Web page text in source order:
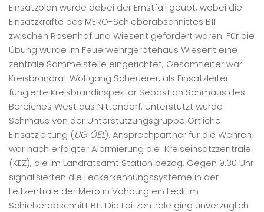
Einsatzplan wurde dabei der Ernstfall geübt, wobei die
Einsatzkräfte des MERO-Schieberabschnittes B11
zwischen Rosenhof und Wiesent gefordert waren. Für die
Übung wurde im Feuerwehrgerätehaus Wiesent eine
zentrale Sammelstelle eingerichtet, Gesamtleiter war
Kreisbrandrat Wolfgang Scheuerer, als Einsatzleiter
fungierte Kreisbrandinspektor Sebastian Schmaus des
Bereiches West aus Nittendorf. Unterstützt wurde
Schmaus von der Unterstützungsgruppe Örtliche
Einsatzleitung (UG ÖEL). Ansprechpartner für die Wehren
war nach erfolgter Alarmierung die Kreiseinsatzzentrale
(KEZ), die im Landratsamt Station bezog. Gegen 9.30 Uhr
signalisierten die Leckerkennungssysteme in der
Leitzentrale der Mero in Vohburg ein Leck im
Schieberabschnitt B11. Die Leitzentrale ging unverzüglich